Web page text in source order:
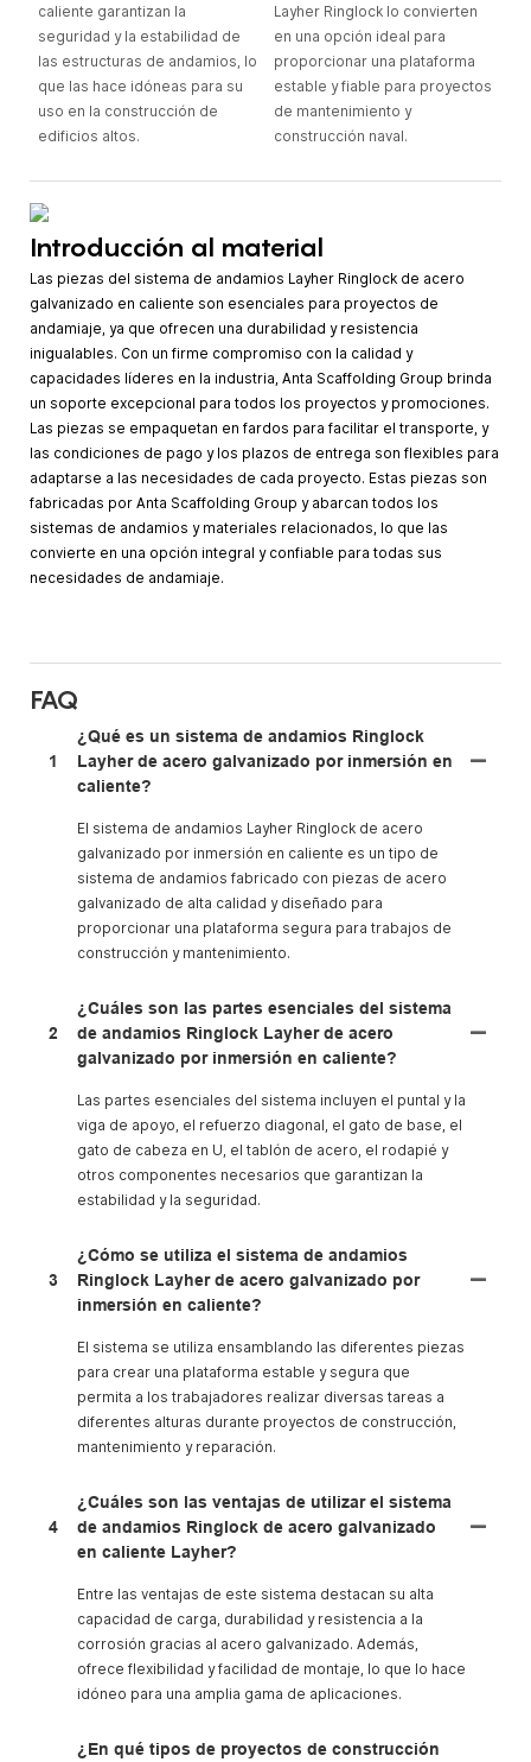
caliente garantizan la
seguridad y la estabilidad de
las estructuras de andamios, lo
que las hace idóneas para su
uso en la construcción de
edificios altos.
Layher Ringlock lo convierten
en una opción ideal para
proporcionar una plataforma
estable y fiable para proyectos
de mantenimiento y
construcción naval.
Introducción al material
Las piezas del sistema de andamios Layher Ringlock de acero
galvanizado en caliente son esenciales para proyectos de
andamiaje, ya que ofrecen una durabilidad y resistencia
inigualables. Con un firme compromiso con la calidad y
capacidades líderes en la industria, Anta Scaffolding Group brinda
un soporte excepcional para todos los proyectos y promociones.
Las piezas se empaquetan en fardos para facilitar el transporte, y
las condiciones de pago y los plazos de entrega son flexibles para
adaptarse a las necesidades de cada proyecto. Estas piezas son
fabricadas por Anta Scaffolding Group y abarcan todos los
sistemas de andamios y materiales relacionados, lo que las
convierte en una opción integral y confiable para todas sus
necesidades de andamiaje.
FAQ
1
¿Qué es un sistema de andamios Ringlock
Layher de acero galvanizado por inmersión en
caliente?
El sistema de andamios Layher Ringlock de acero
galvanizado por inmersión en caliente es un tipo de
sistema de andamios fabricado con piezas de acero
galvanizado de alta calidad y diseñado para
proporcionar una plataforma segura para trabajos de
construcción y mantenimiento.
2
¿Cuáles son las partes esenciales del sistema
de andamios Ringlock Layher de acero
galvanizado por inmersión en caliente?
Las partes esenciales del sistema incluyen el puntal y la
viga de apoyo, el refuerzo diagonal, el gato de base, el
gato de cabeza en U, el tablón de acero, el rodapié y
otros componentes necesarios que garantizan la
estabilidad y la seguridad.
3
¿Cómo se utiliza el sistema de andamios
Ringlock Layher de acero galvanizado por
inmersión en caliente?
El sistema se utiliza ensamblando las diferentes piezas
para crear una plataforma estable y segura que
permita a los trabajadores realizar diversas tareas a
diferentes alturas durante proyectos de construcción,
mantenimiento y reparación.
4
¿Cuáles son las ventajas de utilizar el sistema
de andamios Ringlock de acero galvanizado
en caliente Layher?
Entre las ventajas de este sistema destacan su alta
capacidad de carga, durabilidad y resistencia a la
corrosión gracias al acero galvanizado. Además,
ofrece flexibilidad y facilidad de montaje, lo que lo hace
idóneo para una amplia gama de aplicaciones.
¿En qué tipos de proyectos de construcción